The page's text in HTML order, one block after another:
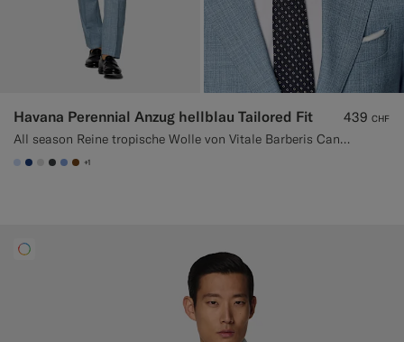
Havana Perennial Anzug hellblau Tailored Fit
All season Reine tropische Wolle von Vitale Barberis Canonico, Italien
439 CHF
#CCDCF9
#1C3D7A
#D9DADA
#3d4043
#82A1DC
#76471B
+1